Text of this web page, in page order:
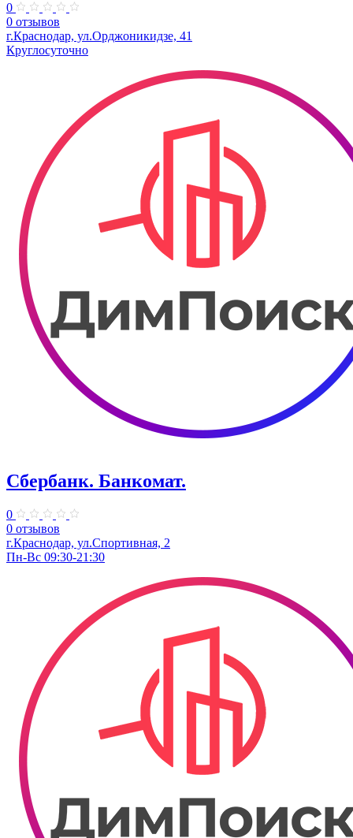
0
0 отзывов
г.Краснодар, ул.​Орджоникидзе, 41
Круглосуточно
Сбербанк. Банкомат.
0
0 отзывов
г.Краснодар, ул.​Спортивная, 2
Пн-Вс 09:30-21:30